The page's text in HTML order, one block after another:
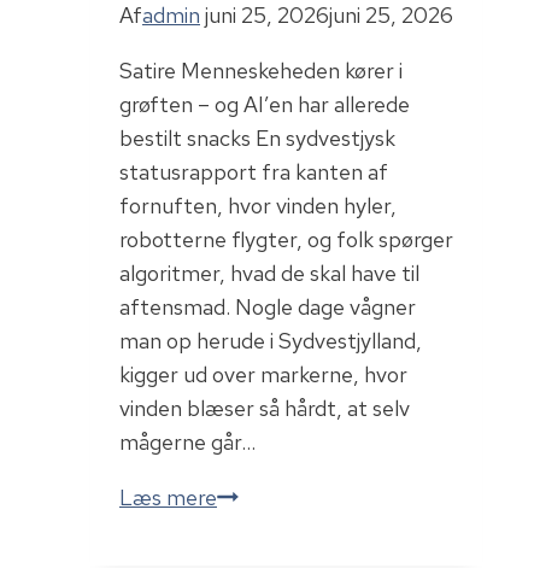
Afadmin juni 25, 2026juni 25, 2026
Satire Menneskeheden kører i
grøften – og AI’en har allerede
bestilt snacks En sydvestjysk
statusrapport fra kanten af
fornuften, hvor vinden hyler,
robotterne flygter, og folk spørger
algoritmer, hvad de skal have til
aftensmad. Nogle dage vågner
man op herude i Sydvestjylland,
kigger ud over markerne, hvor
vinden blæser så hårdt, at selv
mågerne går…
Læs mereMenneskeheden